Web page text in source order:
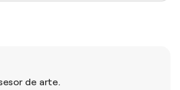
de arte.